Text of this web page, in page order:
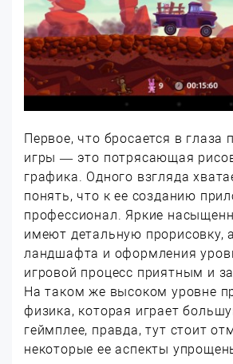
Первое, что бросается в глаза
игры — это потрясающая
графика. Одного взгляда
понять, что к ее созданию
профессионал. Яркие
имеют детальную прорисовку,
ландшафта и оформления
игровой процесс приятным и
На таком же высоком уровне
физика, которая играет
геймплее, правда, тут стоит
некоторые ее аспекты